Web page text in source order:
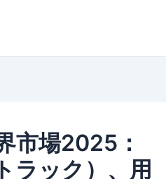
市場2025：
ラック）、用